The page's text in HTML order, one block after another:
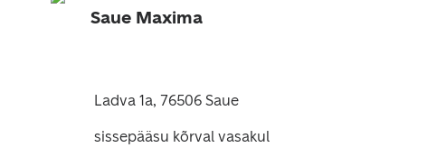
Saue Maxima
Ladva 1a, 76506 Saue
sissepääsu kõrval vasakul